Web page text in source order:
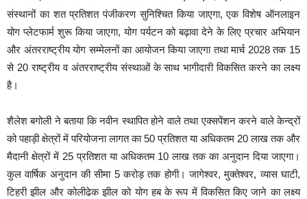
संस्थानों का शत प्रतिशत पंजीकरण सुनिश्चित किया जाएगा, एक विशेष ऑनलाइन
योग प्लेटफार्म शुरू किया जाएगा, योग पर्यटन को बढ़ावा देने के लिए प्रचार अभियान
और अंतरराष्ट्रीय योग सम्मेलनों का आयोजन किया जाएगा तथा मार्च 2028 तक 15
से 20 राष्ट्रीय व अंतरराष्ट्रीय संस्थाओं के साथ भागीदारी विकसित करने का लक्ष्य
है।
शैलेश बगोली ने बताया कि नवीन स्थापित होने वाले तथा एक्सपेंशन करने वाले केन्द्रों
को पहाड़ी क्षेत्रों में परियोजना लागत का 50 प्रतिशत या अधिकतम 20 लाख तक और
मैदानी क्षेत्रों में 25 प्रतिशत या अधिकतम 10 लाख तक का अनुदान दिया जाएगा।
कुल वार्षिक अनुदान की सीमा 5 करोड़ तक होगी। जागेश्वर, मुक्तेश्वर, व्यास घाटी,
टिहरी झील और कोलीढेक झील को योग हब के रूप में विकसित किए जाने का लक्ष्य